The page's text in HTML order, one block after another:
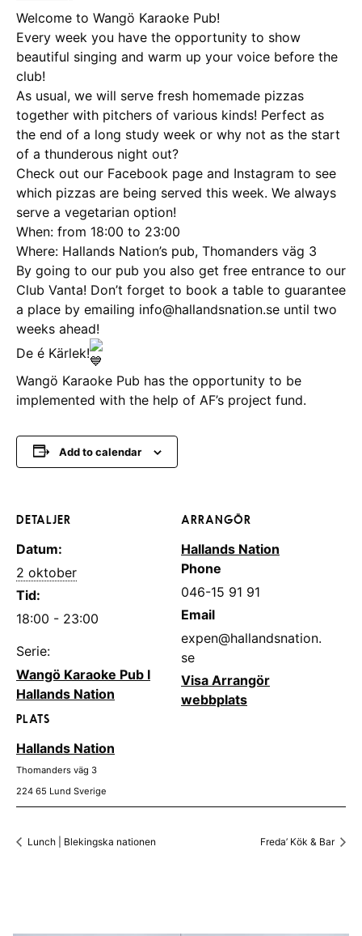
Welcome to Wangö Karaoke Pub!
Every week you have the opportunity to show
beautiful singing and warm up your voice before the
club!
As usual, we will serve fresh homemade pizzas
together with pitchers of various kinds! Perfect as
the end of a long study week or why not as the start
of a thunderous night out?
Check out our Facebook page and Instagram to see
which pizzas are being served this week. We always
serve a vegetarian option!
When: from 18:00 to 23:00
Where: Hallands Nation’s pub, Thomanders väg 3
By going to our pub you also get free entrance to our
Club Vanta! Don’t forget to book a table to guarantee
a place by emailing info@hallandsnation.se until two
weeks ahead!
De é Kärlek!
Wangö Karaoke Pub has the opportunity to be
implemented with the help of AF’s project fund.
Add to calendar
DETALJER
Datum:
2 oktober
Tid:
18:00 - 23:00
Serie:
Wangö Karaoke Pub I
Hallands Nation
PLATS
Hallands Nation
Thomanders väg 3
224 65 Lund Sverige
ARRANGÖR
Hallands Nation
Phone
046-15 91 91
Email
expen@hallandsnation.
se
Visa Arrangör
webbplats
Lunch | Blekingska nationen Freda’ Kök & Bar